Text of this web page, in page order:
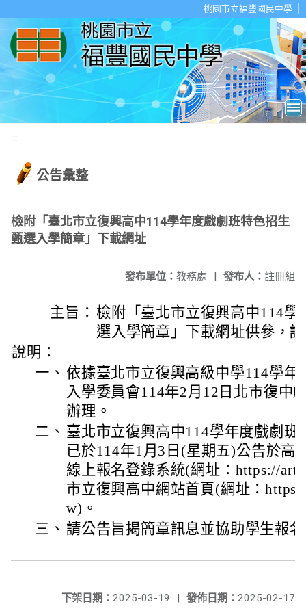
桃園市立福豐國民中學
:::
公告彙整
檢附「臺北市立復興高中114學年度戲劇班特色招生
甄選入學簡章」下載網址
發布人： 註冊組
發布單位： 教務處 |
主旨： 檢附「臺北市立復興高中114
選入學簡章」下載網址供參，
說明：
一、 依據臺北市立復興高級中學114學年
入學委員會114年2月12日北市復中
辦理。
二、 臺北市立復興高中114學年度戲劇班
已於114年1月3日(星期五)公告於高
線上報名登錄系統(網址：https://
市立復興高中網站首頁(網址：
w)。
三、 請公告旨揭簡章訊息並協助學生報
發佈日期： 2025-02-17
下架日期： 2025-03-19 |